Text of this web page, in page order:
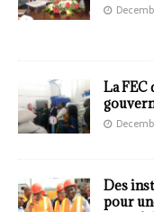
La FEC
Des
pour